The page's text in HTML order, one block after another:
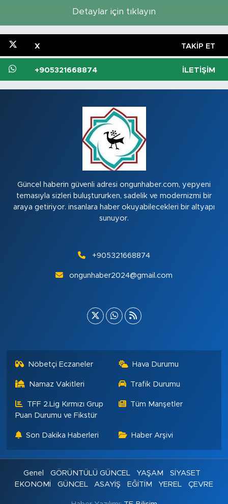
Detaylar için tıklayın
X TAKIP ET
+905321668874 İLETIŞIM
Güncel haberin güvenli adresi ongunhaber.com, yepyeni
temasıyla sizleri buluştururken, sadelik ve modernizmi bir
araya getiriyor. insanlara haber okuyabilecekleri bir altyapı
sunuyor.
+905321668874
ongunhaber2024@gmail.com
Nöbetçi Eczaneler Hava Durumu
Namaz Vakitleri Trafik Durumu
TFF 2.Lig Kırmızı Grup
Puan Durumu ve Fikstür
Tüm Manşetler
Son Dakika Haberleri Haber Arşivi
Genel GÖRÜNTÜLÜ GÜNCEL YAŞAM
SİYASET
EKONOMİ
GÜNCEL ASAYİŞ EĞİTİM YEREL ÇEVRE